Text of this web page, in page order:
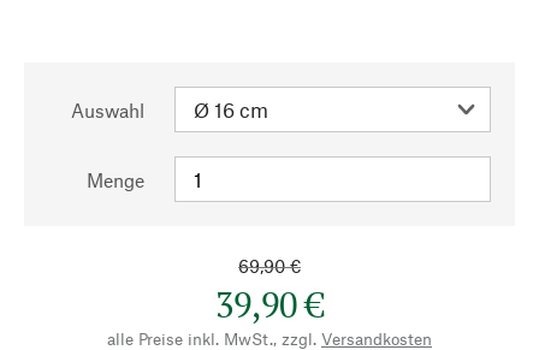
Auswahl
Menge
69,90 €
39,90 €
alle Preise inkl. MwSt., zzgl. Versandkosten